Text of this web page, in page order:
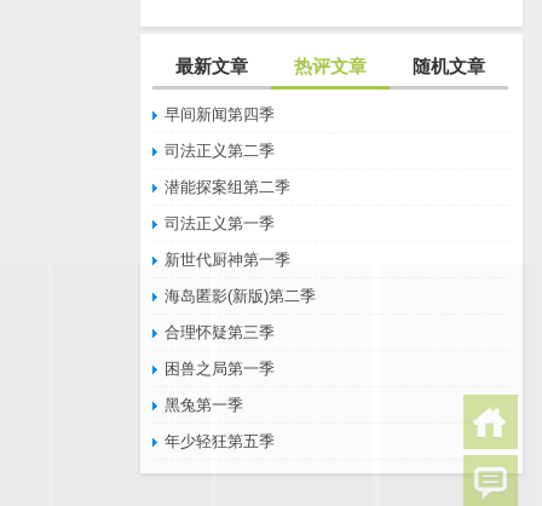
最新文章 热评文章 随机文章
早间新闻第四季
司法正义第二季
潜能探案组第二季
司法正义第一季
新世代厨神第一季
海岛匿影(新版)第二季
合理怀疑第三季
困兽之局第一季
黑兔第一季
年少轻狂第五季